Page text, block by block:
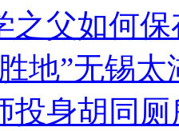
之父如何
地”无锡
投身胡同